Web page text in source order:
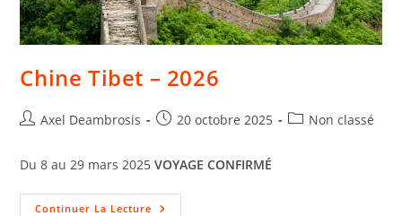
Chine Tibet – 2026
Axel Deambrosis 20 octobre 2025 Non classé
Du 8 au 29 mars 2025VOYAGE CONFIRMÉ
Continuer La Lecture